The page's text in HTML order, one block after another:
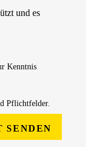
und es
Kenntnis
Pflichtfelder.
SENDEN